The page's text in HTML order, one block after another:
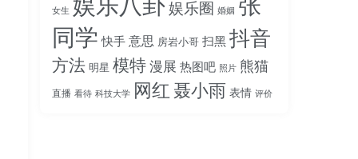
女生 娱乐圈 婚姻
同学 快手意思 房岩小哥 扫黑抖音
方法 明星 模特漫展 热图吧 照片 熊猫
直播 看待 科技大学 网红 聂小雨 表情 评价